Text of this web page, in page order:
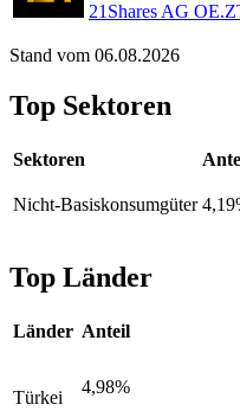
21Shares AG
Stand vom 06.08.2026
Top Sektoren
Sektoren
Nicht-Basiskonsumgüter
Top Länder
Länder Anteil
Türkei
4,98%